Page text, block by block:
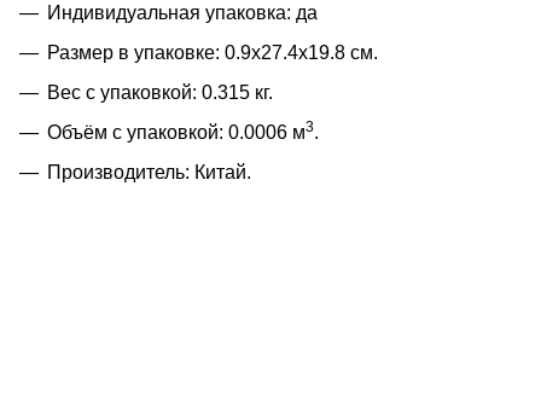
Индивидуальная упаковка: да
Размер в упаковке: 0.9x27.4x19.8 см.
Вес с упаковкой: 0.315 кг.
Объём с упаковкой: 0.0006 м3.
Производитель: Китай.